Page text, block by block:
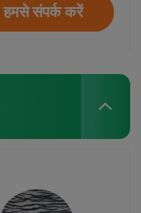
हमसे संपर्क करें